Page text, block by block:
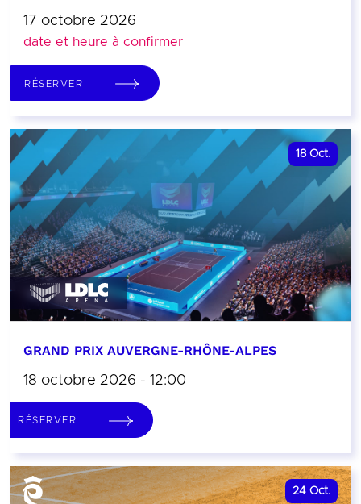
17 octobre 2026
date et heure à confirmer
RÉSERVER
18 Oct.
GRAND PRIX AUVERGNE-RHÔNE-ALPES
18 octobre 2026 - 12:00
RÉSERVER
24 Oct.